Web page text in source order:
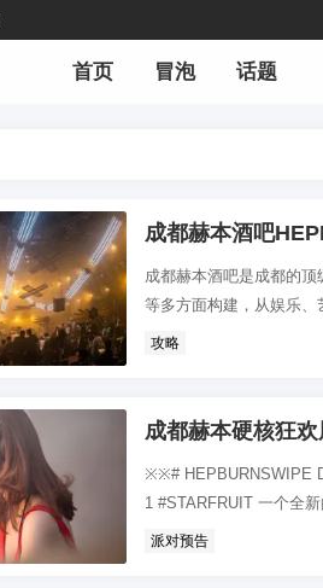
首页 冒泡 话题
成都赫本酒吧
成都赫本酒吧是成都的
等多方面构建，从娱乐、
攻略
成都赫本硬核狂
※※# HEPBURNSWIPE
1 #STARFRUIT 一个全
派对预告